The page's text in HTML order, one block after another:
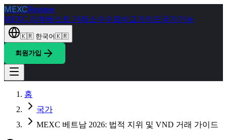
MEXCReview
MEXC 리뷰베스트 거래소수수료비교가이드국가기능
🇰🇷 한국어🇰🇷
회원가입
홈
국가
MEXC 베트남 2026: 법적 지위 및 VND 거래 가이드